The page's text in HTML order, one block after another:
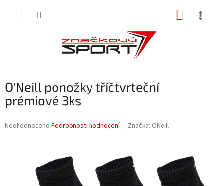
O'Neill ponožky tříčtvrteční
prémiové 3ks
Průměrné
Neohodnoceno Podrobnosti hodnocení Značka: ONeill